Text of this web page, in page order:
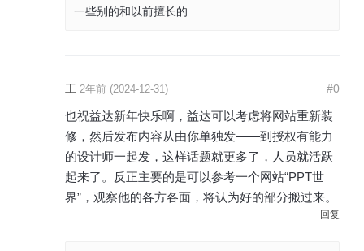
一些别的和以前擅长的
工 2年前 (2024-12-31) #0
也祝益达新年快乐啊，益达可以考虑将网站重新装
修，然后发布内容从由你单独发——到授权有能力
的设计师一起发，这样话题就更多了，人员就活跃
起来了。反正主要的是可以参考一个网站“PPT世
界”，观察他的各方各面，将认为好的部分搬过来。
回复